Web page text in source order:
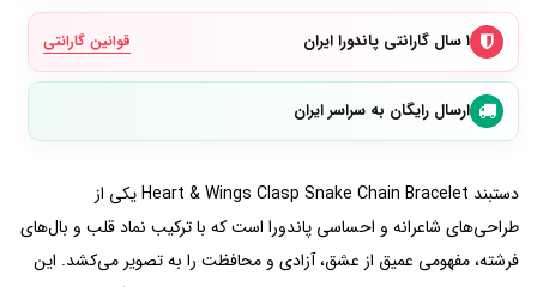
۱ سال گارانتی پاندورا ایران قوانین گارانتی
ارسال رایگان به سراسر ایران
دستبند Heart & Wings Clasp Snake Chain Bracelet یکی از
طراحی‌های شاعرانه و احساسی پاندورا است که با ترکیب نماد قلب و بال‌های
فرشته، مفهومی عمیق از عشق، آزادی و محافظت را به تصویر می‌کشد. این